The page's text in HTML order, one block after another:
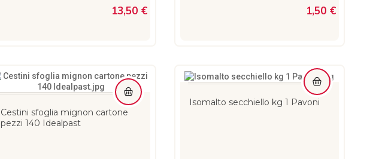
13,50 € 1,50 €
Cestini sfoglia mignon cartone
pezzi 140 Idealpast
Isomalto secchiello kg 1 Pavoni